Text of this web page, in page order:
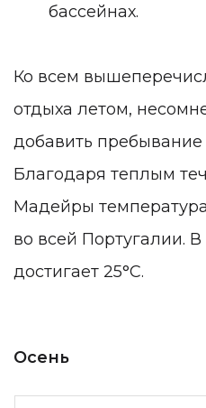
бассейнах.
Ко всем
отдыха летом,
добавить
Благодаря теплым
Мадейры
во всей Португалии. В
достигает 25°C.
Осень